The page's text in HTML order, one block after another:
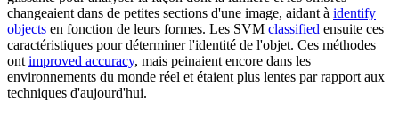
changeaient dans de petites sections d'une image, aidant à identify
objects en fonction de leurs formes. Les SVM classified ensuite ces
caractéristiques pour déterminer l'identité de l'objet. Ces méthodes
ont improved accuracy, mais peinaient encore dans les
environnements du monde réel et étaient plus lentes par rapport aux
techniques d'aujourd'hui.